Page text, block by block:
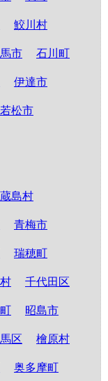
鮫川村
市 石川町
伊達市
松市
島村
青梅市
瑞穂町
千代田区
昭島市
区 檜原村
奥多摩町